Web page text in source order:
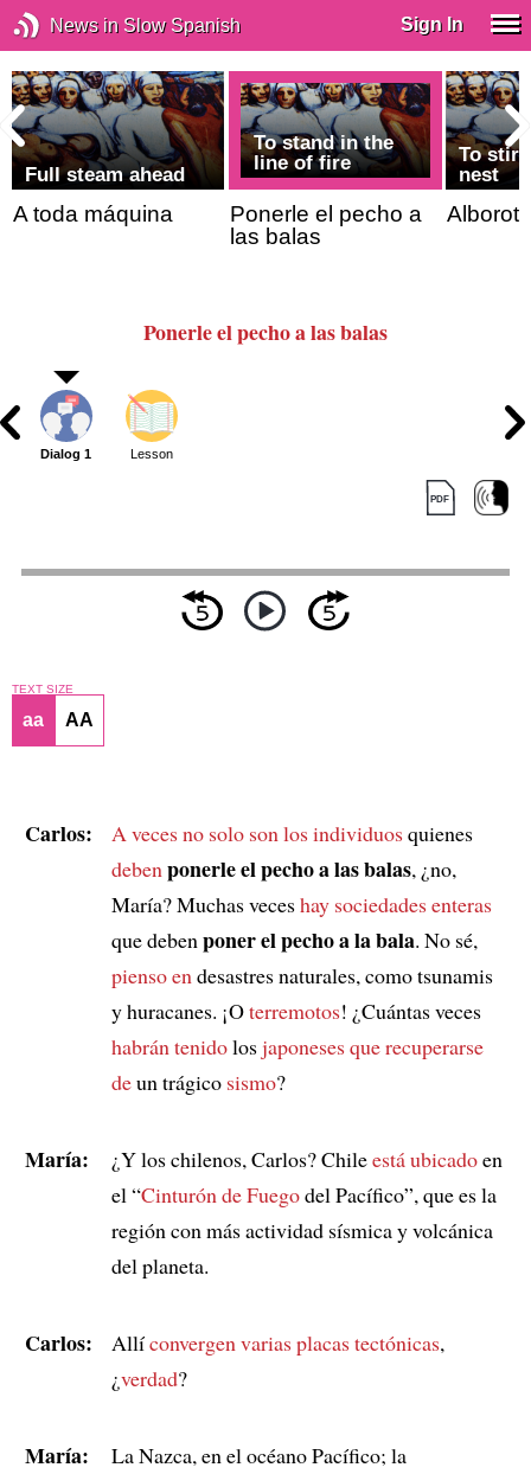
News in Slow Spanish Sign In
Full steam ahead
A toda máquina
To stand in the
line of fire
Ponerle el pecho a
las balas
To stir
nest
Ponerle el pecho a las balas
Dialog 1 Lesson
TEXT SIZE
aa AA
Carlos: A veces no solo son los individuosquienes
deben ponerle el pecho a las balas, ¿no,
María? Muchas veceshay sociedades enteras
que deben poner el pecho a la bala. No sé,
pienso en desastres naturales, como tsunamis
y huracanes. ¡Oterremotos! ¿Cuántas veces
habrán tenidolosjaponesesque recuperarse
deun trágico sismo?
María: ¿Y los chilenos, Carlos? Chileestá ubicadoen
el “Cinturón de Fuegodel Pacífico”, que es la
región con más actividad sísmica y volcánica
del planeta.
Carlos: Allíconvergen varias placas tectónicas,
¿verdad?
María:
La Nazca, en el océano Pacífico; la